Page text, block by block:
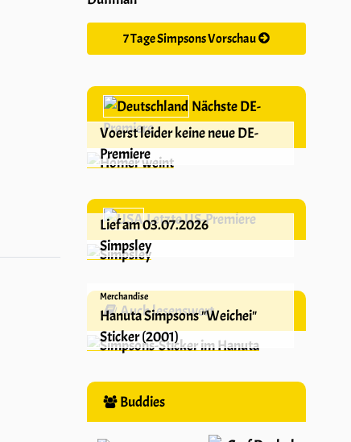
7 Tage Simpsons Vorschau
Nächste DE-
Premiere
Voerst leider keine neue DE-
Premiere
Letzte US-Premiere
Lief am 03.07.2026
Simpsley
Auch lesenswert
Merchandise
Hanuta Simpsons "Weichei"
Sticker (2001)
Buddies